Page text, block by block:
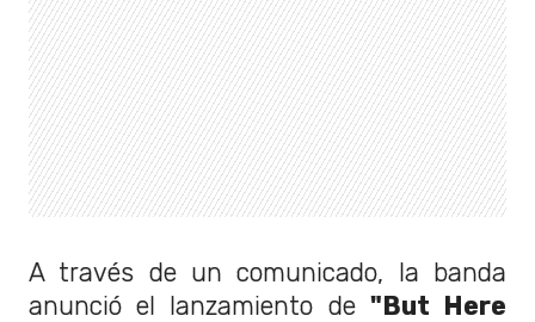
A través de un comunicado, la banda
anunció el lanzamiento de "But Here